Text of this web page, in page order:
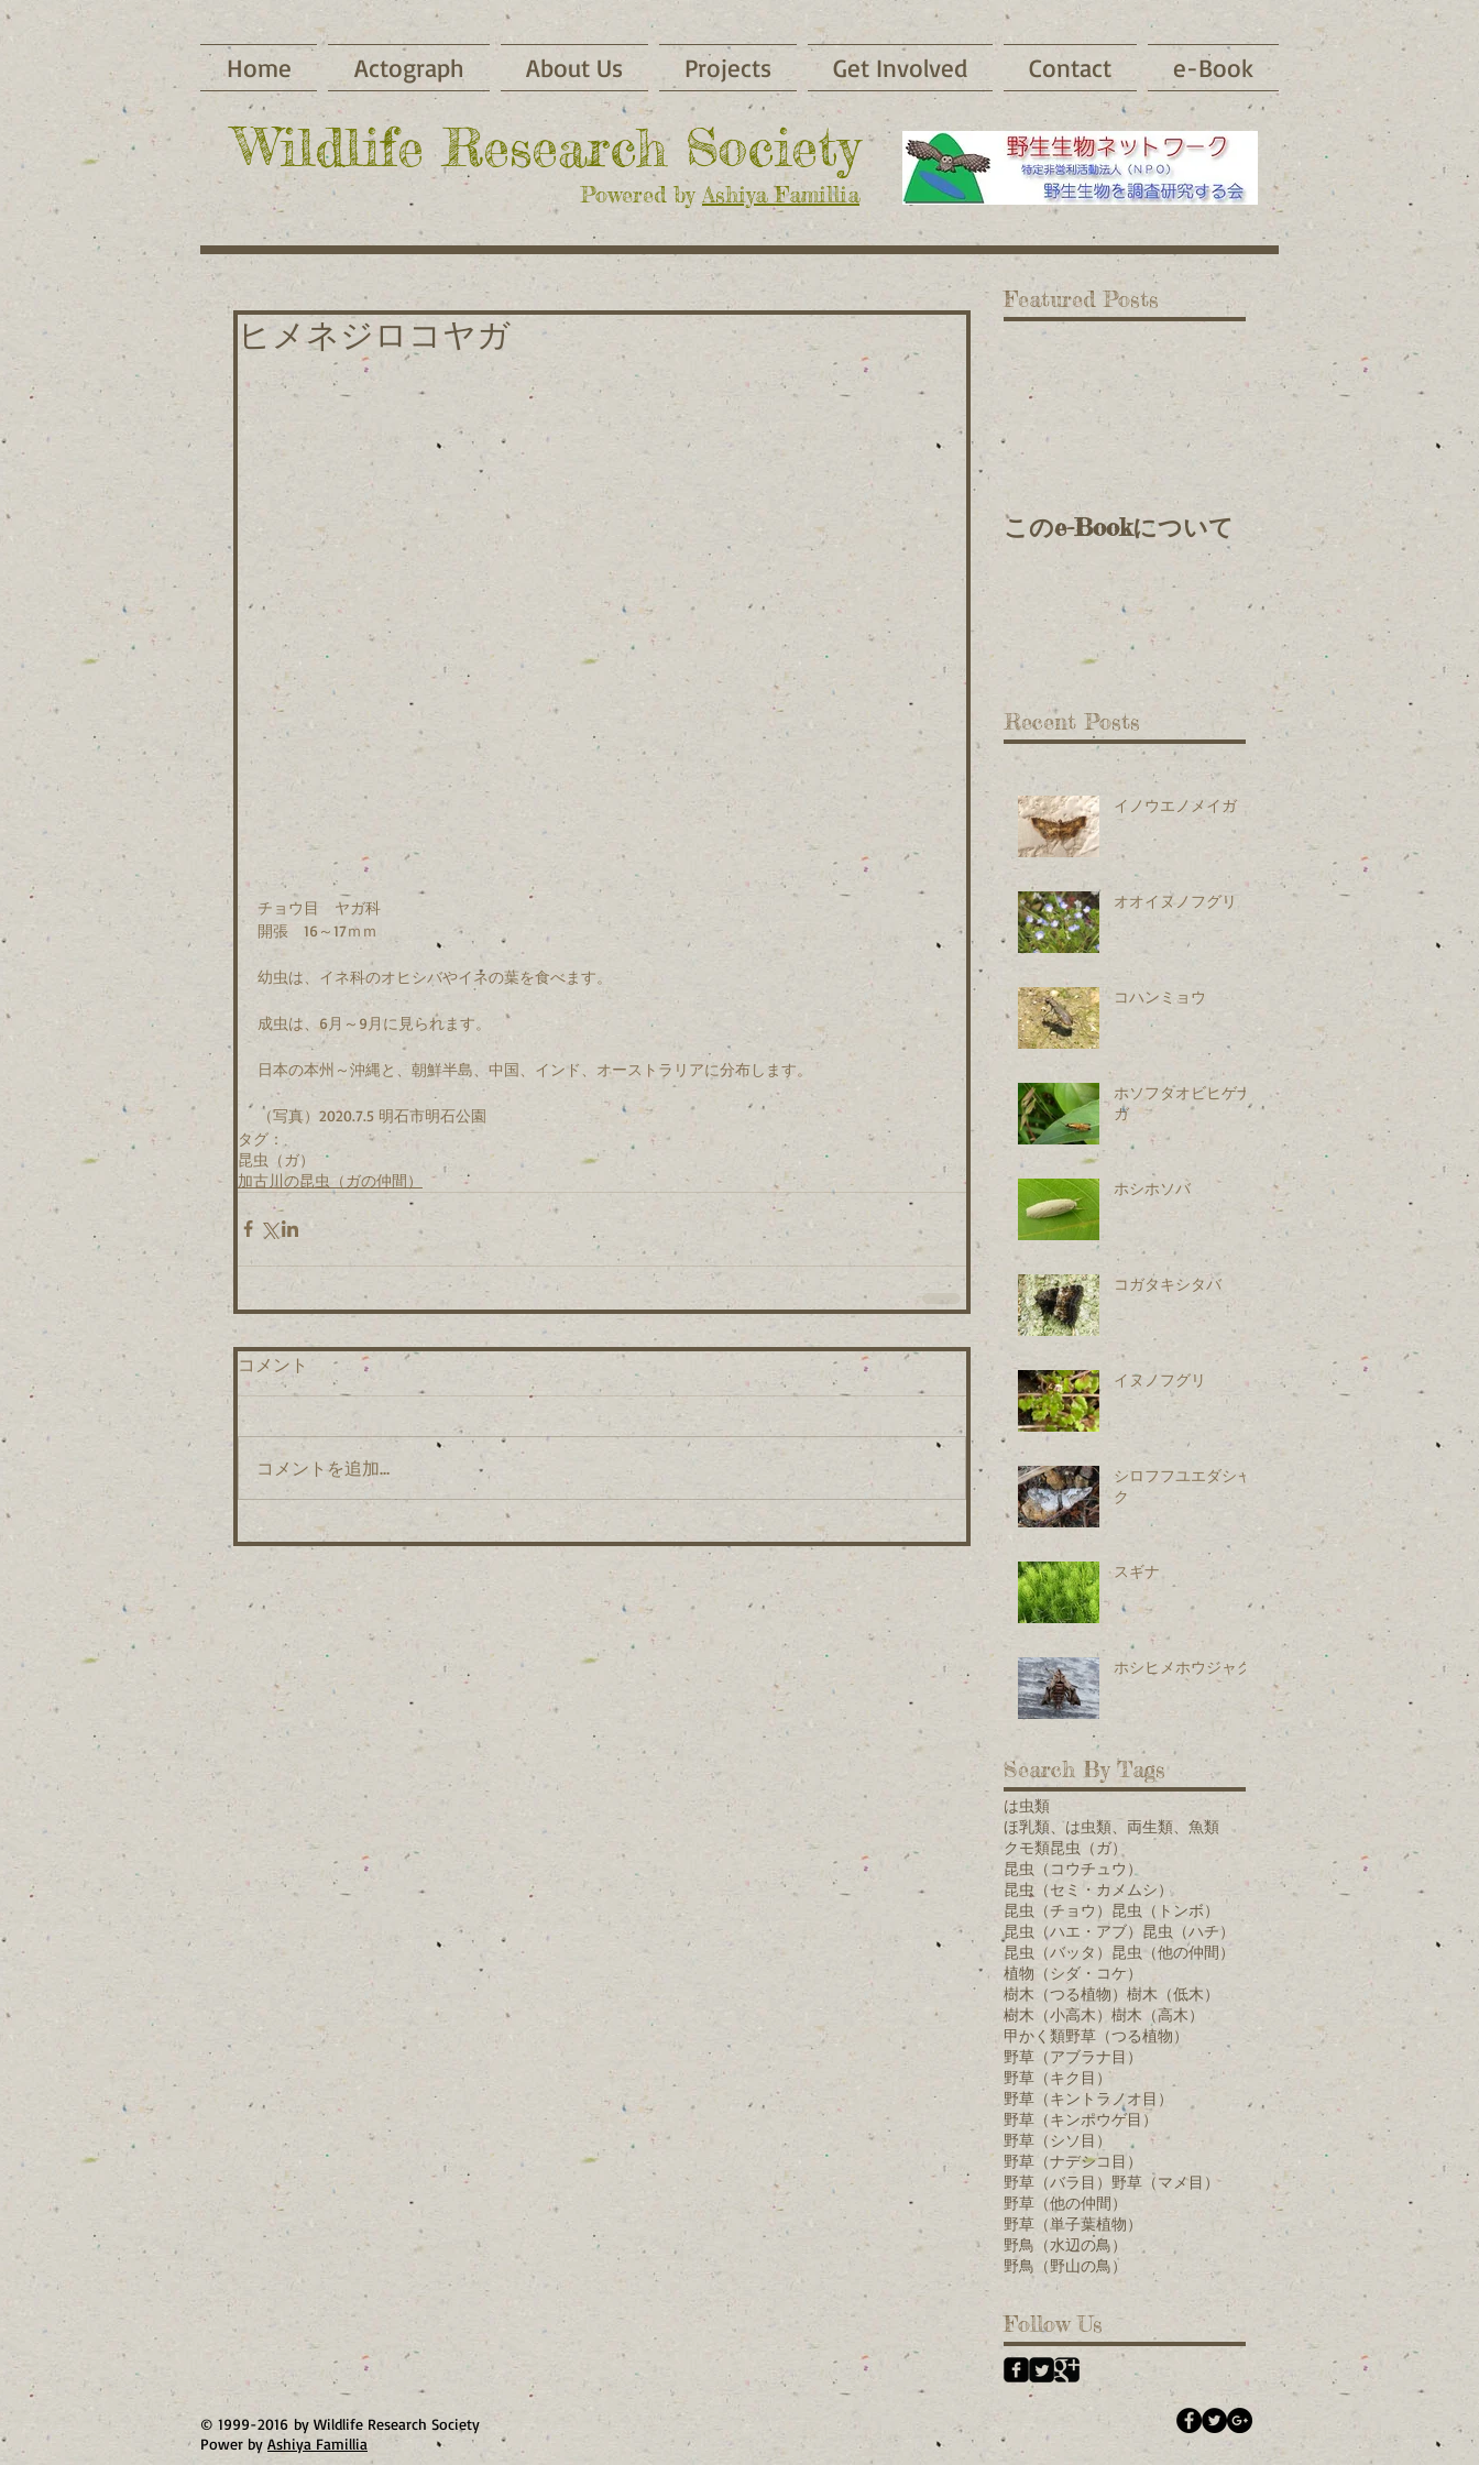
Home Actograph About Us Projects Get Involved Contact e-Book
​Wildlife Research Society
Powered by Ashiya Famillia
ヒメネジロコヤガ
チョウ目　ヤガ科
開張　16～17ｍｍ
幼虫は、イネ科のオヒシバやイネの葉を食べます。
成虫は、6月～9月に見られます。
日本の本州～沖縄と、朝鮮半島、中国、インド、オーストラリアに分布します。
（写真）2020.7.5 明石市明石公園
タグ：
昆虫（ガ）
加古川の昆虫（ガの仲間）
コメント
コメントを追加…
Featured Posts
このe-Bookについて
Recent Posts
イノウエノメイガ
オオイヌノフグリ
コハンミョウ
ホソフタオビヒゲナ
ガ
ホシホソバ
コガタキシタバ
イヌノフグリ
シロフフユエダシャ
ク
スギナ
ホシヒメホウジャク
Search By Tags
は虫類
ほ乳類、は虫類、両生類、魚類
クモ類昆虫（ガ）
昆虫（コウチュウ）
昆虫（セミ・カメムシ）
昆虫（チョウ） 昆虫（トンボ）
昆虫（ハエ・アブ） 昆虫（ハチ）
昆虫（バッタ） 昆虫（他の仲間）
植物（シダ・コケ）
樹木（つる植物） 樹木（低木）
樹木（小高木） 樹木（高木）
甲かく類野草（つる植物）
野草（アブラナ目）
野草（キク目）
野草（キントラノオ目）
野草（キンポウゲ目）
野草（シソ目）
野草（ナデシコ目）
野草（バラ目） 野草（マメ目）
野草（他の仲間）
野草（単子葉植物）
野鳥（水辺の鳥）
野鳥（野山の鳥）
Follow Us
© 1999-2016 by Wildlife Research Society
Power by Ashiya Famillia